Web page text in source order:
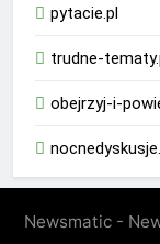
pytacie.pl
trudne-
obejrzyj-i-
Newsmatic -